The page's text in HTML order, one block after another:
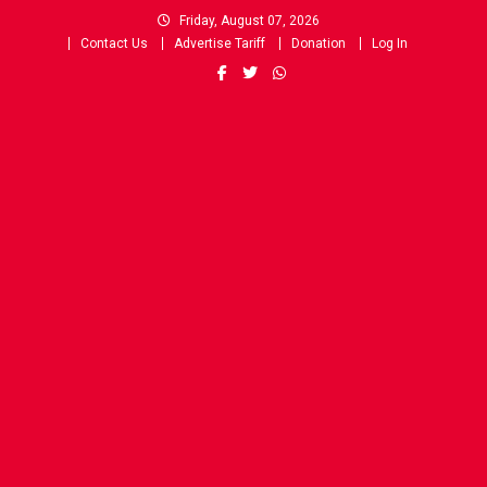
Friday, August 07, 2026
Contact Us
Advertise Tariff Donation Log In